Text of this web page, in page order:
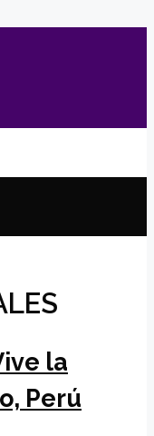
la
Perú